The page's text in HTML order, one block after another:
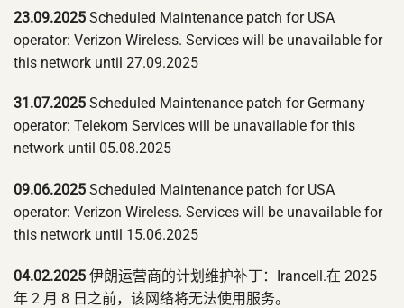
23.09.2025 Scheduled Maintenance patch for USA
operator: Verizon Wireless. Services will be unavailable for
this network until 27.09.2025
31.07.2025 Scheduled Maintenance patch for Germany
operator: Telekom Services will be unavailable for this
network until 05.08.2025
09.06.2025 Scheduled Maintenance patch for USA
operator: Verizon Wireless. Services will be unavailable for
this network until 15.06.2025
04.02.2025 伊朗运营商的计划维护补丁：Irancell.在 2025
年 2 月 8 日之前，该网络将无法使用服务。